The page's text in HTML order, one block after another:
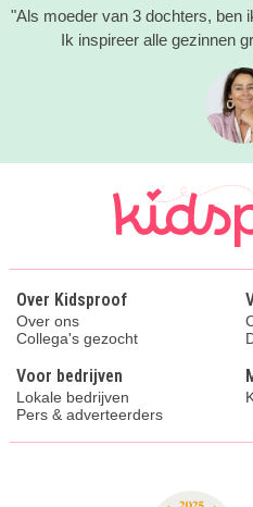
"Als moeder van 3 dochters, ben
Ik inspireer alle gezinnen
Over Kidsproof
Over ons
Collega's gezocht
Voor bedrijven
Lokale bedrijven
Pers & adverteerders